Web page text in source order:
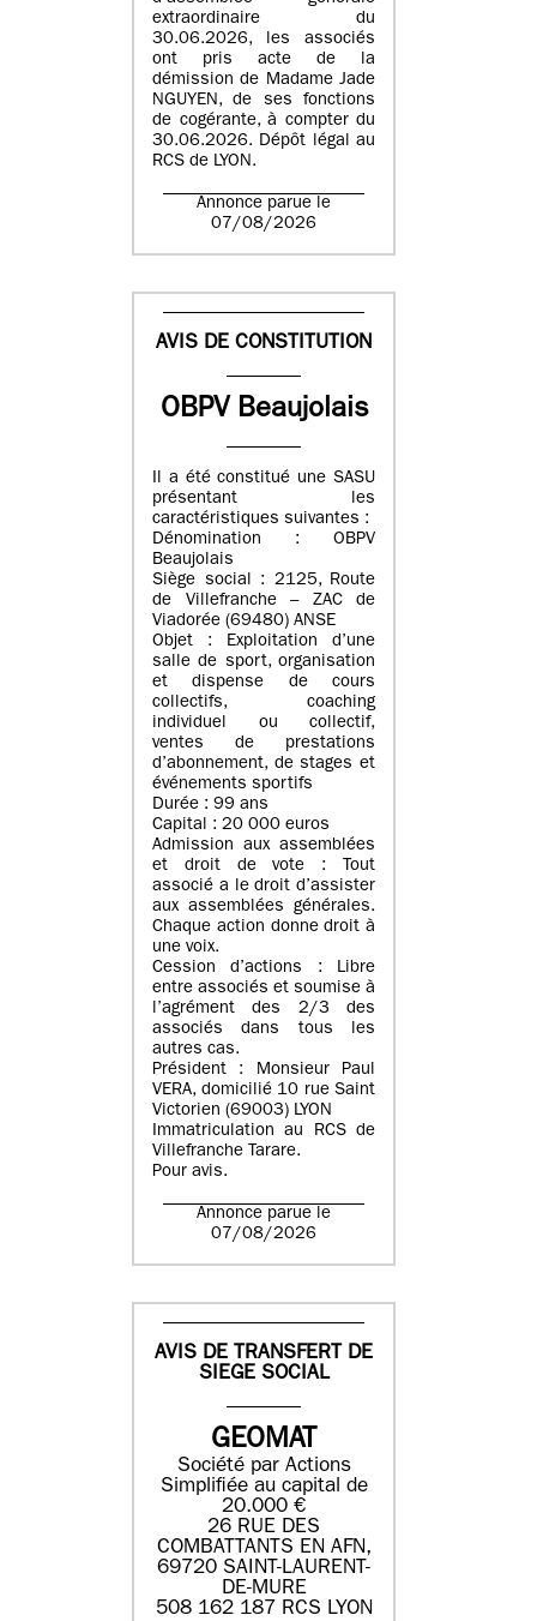
extraordinaire du
30.06.2026, les associés
ont pris acte de la
démission de Madame Jade
NGUYEN, de ses fonctions
de cogérante, à compter du
30.06.2026. Dépôt légal au
RCS de LYON.
Annonce parue le
07/08/2026
AVIS DE CONSTITUTION
OBPV Beaujolais
Il a été constitué une SASU
présentant les
caractéristiques suivantes :
Dénomination : OBPV
Beaujolais
Siège social : 2125, Route
de Villefranche – ZAC de
Viadorée (69480) ANSE
Objet : Exploitation d’une
salle de sport, organisation
et dispense de cours
collectifs, coaching
individuel ou collectif,
ventes de prestations
d’abonnement, de stages et
événements sportifs
Durée : 99 ans
Capital : 20 000 euros
Admission aux assemblées
et droit de vote : Tout
associé a le droit d’assister
aux assemblées générales.
Chaque action donne droit à
une voix.
Cession d’actions : Libre
entre associés et soumise à
l’agrément des 2/3 des
associés dans tous les
autres cas.
Président : Monsieur Paul
VERA, domicilié 10 rue Saint
Victorien (69003) LYON
Immatriculation au RCS de
Villefranche Tarare.
Pour avis.
Annonce parue le
07/08/2026
AVIS DE TRANSFERT DE
SIEGE SOCIAL
GEOMAT
Société par Actions
Simplifiée au capital de
20.000 €
26 RUE DES
COMBATTANTS EN AFN,
69720 SAINT-LAURENT-
DE-MURE
508 162 187 RCS LYON